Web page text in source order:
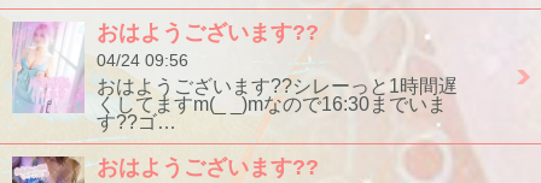
おはようございます??
04/24 09:56
おはようございます??シレーっと1時間遅
くしてますm(_ _)mなので16:30までいま
す??ゴ…
おはようございます??